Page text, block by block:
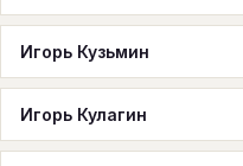
Игорь Кузьмин
Игорь Кулагин